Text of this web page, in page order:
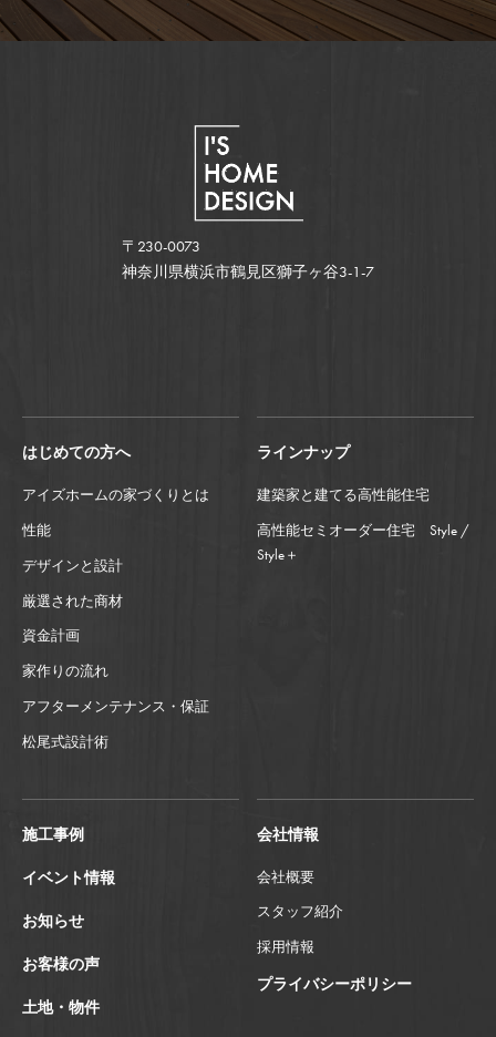
〒230-0073
神奈川県横浜市鶴見区獅子ヶ谷3-1-7
はじめての方へ
アイズホームの家づくりとは
性能
デザインと設計
厳選された商材
資金計画
家作りの流れ
アフターメンテナンス・保証
松尾式設計術
ラインナップ
建築家と建てる高性能住宅
高性能セミオーダー住宅 Style /
Style＋
施工事例
イベント情報
お知らせ
お客様の声
土地・物件
会社情報
会社概要
スタッフ紹介
採用情報
プライバシーポリシー